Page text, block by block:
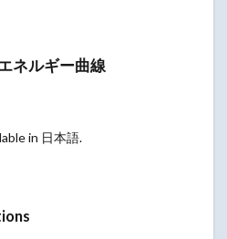
ネルギー曲線
in 日本語.